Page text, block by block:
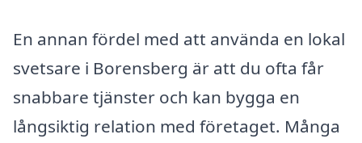
En annan fördel med att använda en lokal
svetsare i Borensberg är att du ofta får
snabbare tjänster och kan bygga en
långsiktig relation med företaget. Många